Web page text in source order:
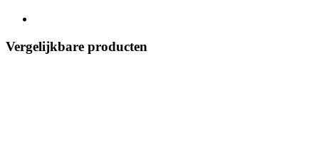
Vergelijkbare producten